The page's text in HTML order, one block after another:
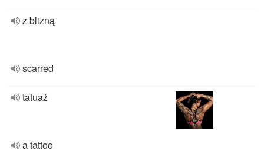
z blizną
scarred
tatuaż
a tattoo